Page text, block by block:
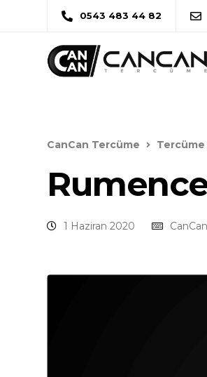
0543 483 44 82
CanCan Tercüme
1 Haziran 2020